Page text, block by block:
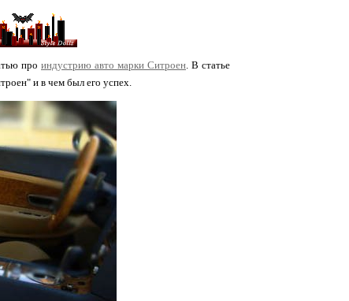
про индустрию авто марки Ситроен. В статье
и в чем был его успех.